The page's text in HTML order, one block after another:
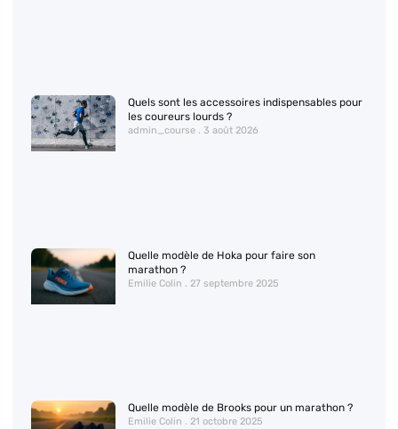
Quels sont les accessoires indispensables pour
les coureurs lourds ?
admin_course 3 août 2026
Quelle modèle de Hoka pour faire son
marathon ?
Emilie Colin 27 septembre 2025
Quelle modèle de Brooks pour un marathon ?
Emilie Colin 21 octobre 2025